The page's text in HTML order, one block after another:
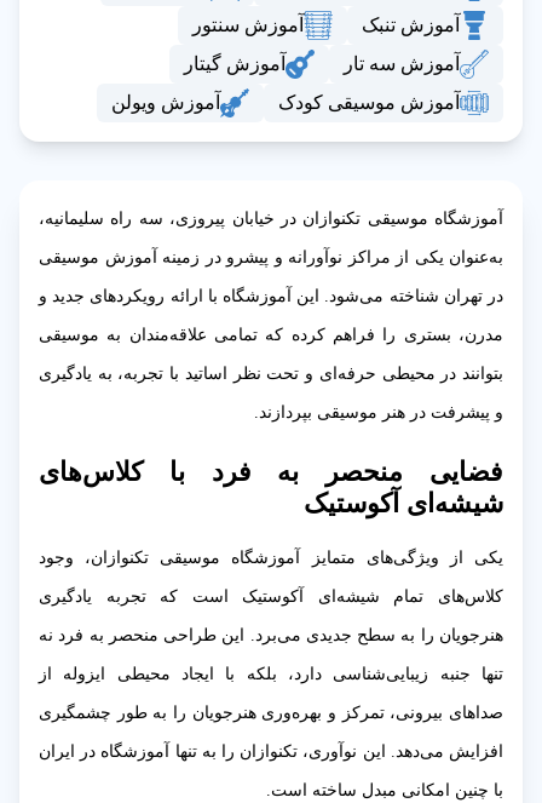
آموزش تنبک
آموزش سنتور
آموزش سه تار
آموزش گیتار
آموزش موسیقی کودک
آموزش ویولن
آموزشگاه موسیقی تکنوازان در خیابان پیروزی، سه راه سلیمانیه،
به‌عنوان یکی از مراکز نوآورانه و پیشرو در زمینه آموزش موسیقی
در تهران شناخته می‌شود. این آموزشگاه با ارائه رویکردهای جدید و
مدرن، بستری را فراهم کرده که تمامی علاقه‌مندان به موسیقی
بتوانند در محیطی حرفه‌ای و تحت نظر اساتید با تجربه، به یادگیری
و پیشرفت در هنر موسیقی بپردازند.
فضایی منحصر به فرد با کلاس‌های
شیشه‌ای آکوستیک
یکی از ویژگی‌های متمایز آموزشگاه موسیقی تکنوازان، وجود
کلاس‌های تمام شیشه‌ای آکوستیک است که تجربه یادگیری
هنرجویان را به سطح جدیدی می‌برد. این طراحی منحصر به فرد نه
تنها جنبه زیبایی‌شناسی دارد، بلکه با ایجاد محیطی ایزوله از
صداهای بیرونی، تمرکز و بهره‌وری هنرجویان را به طور چشمگیری
افزایش می‌دهد. این نوآوری، تکنوازان را به تنها آموزشگاه در ایران
با چنین امکانی مبدل ساخته است.